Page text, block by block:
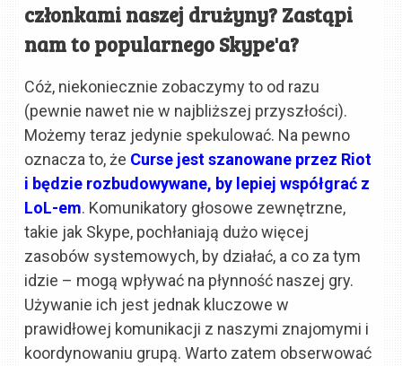
członkami naszej drużyny? Zastąpi
nam to popularnego Skype'a?
Cóż, niekoniecznie zobaczymy to od razu
(pewnie nawet nie w najbliższej przyszłości).
Możemy teraz jedynie spekulować. Na pewno
oznacza to, że Curse jest szanowane przez Riot
i będzie rozbudowywane, by lepiej współgrać z
LoL-em. Komunikatory głosowe zewnętrzne,
takie jak Skype, pochłaniają dużo więcej
zasobów systemowych, by działać, a co za tym
idzie – mogą wpływać na płynność naszej gry.
Używanie ich jest jednak kluczowe w
prawidłowej komunikacji z naszymi znajomymi i
koordynowaniu grupą. Warto zatem obserwować